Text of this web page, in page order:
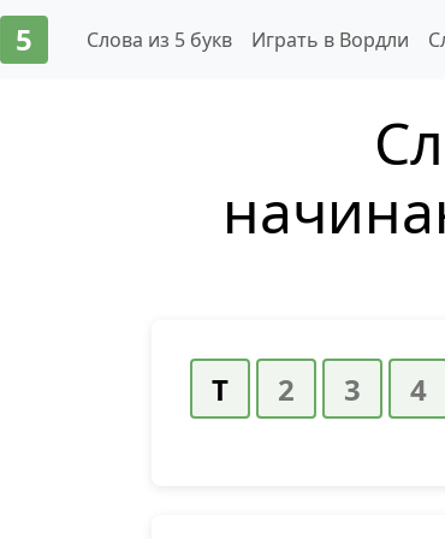
5 Слова из 5 букв Играть в Вордли